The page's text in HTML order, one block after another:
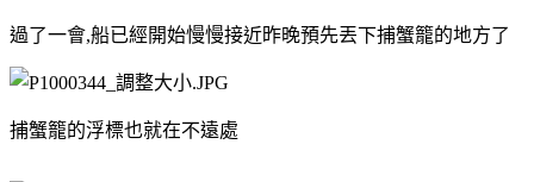
過了一會,船已經開始慢慢接近昨晚預先丟下捕蟹籠的地方了
捕蟹籠的浮標也就在不遠處